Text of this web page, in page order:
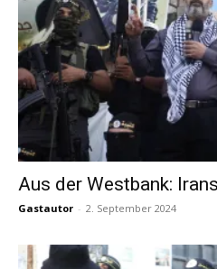
Aus der Westbank:
Gastautor - 2. September 2024